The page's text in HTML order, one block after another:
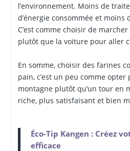
l’environnement. Moins de
d’énergie consommée et moins
C’est comme choisir de
plutôt que la voiture pour aller
En somme, choisir des farines
pain, c’est un peu comme
montagne plutôt qu’un tour en
riche, plus satisfaisant et bien
Éco-Tip Kangen : Créez
efficace